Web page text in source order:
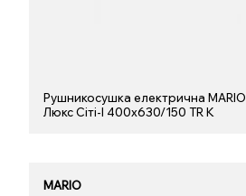
Рушникосушка електрична MARIO
Люкс Сіті-I 400х630/150 TR K
MARIO